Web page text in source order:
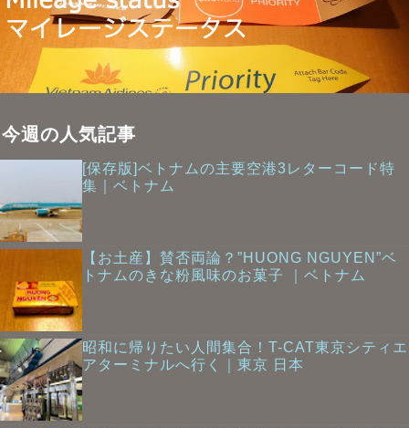
今週の人気記事
[保存版]ベトナムの主要空港3レターコード特
集｜ベトナム
【お土産】賛否両論？”HUONG NGUYEN”ベ
トナムのきな粉風味のお菓子 ｜ベトナム
昭和に帰りたい人間集合！T-CAT東京シティエ
アターミナルへ行く｜東京 日本